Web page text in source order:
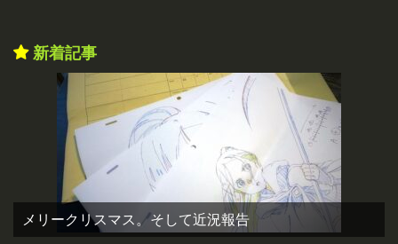
新着記事
メリークリスマス。そして近況報告